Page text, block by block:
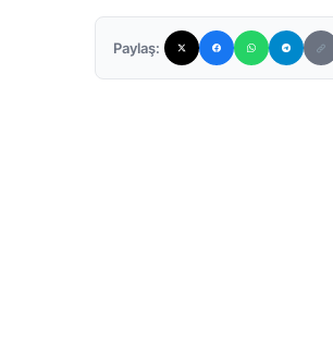
Paylaş: